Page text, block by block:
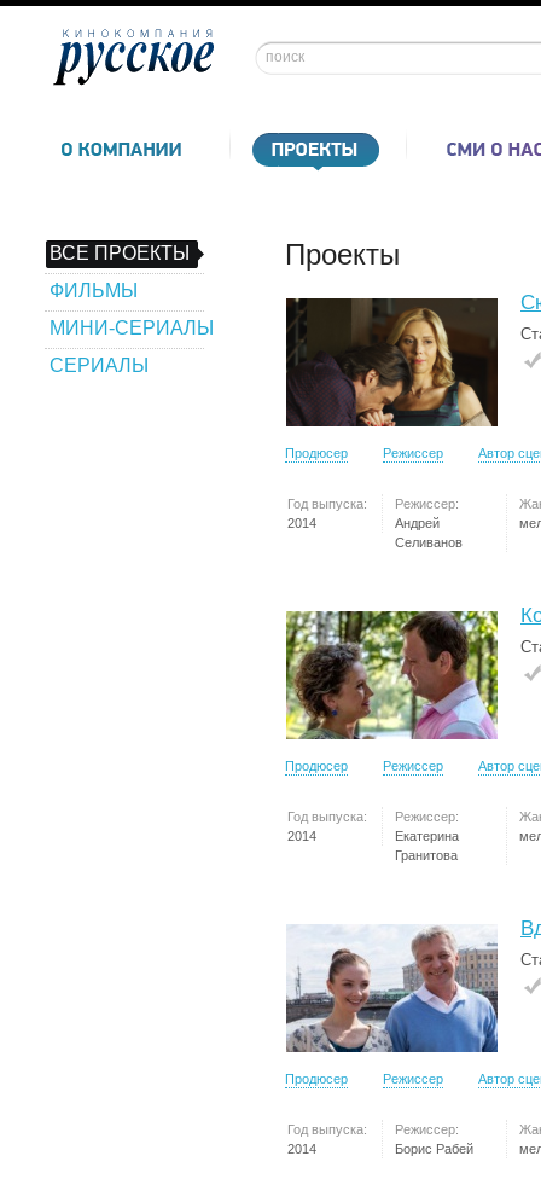
ВСЕ ПРОЕКТЫ
ФИЛЬМЫ
МИНИ-СЕРИАЛЫ
СЕРИАЛЫ
Проекты
Продюсер Режиссер Автор
Год выпуска:
2014
Режиссер:
Андрей
Селиванов
Продюсер Режиссер Автор
Год выпуска:
2014
Режиссер:
Екатерина
Гранитова
Продюсер Режиссер Автор
Год выпуска:
2014
Режиссер:
Борис Рабей